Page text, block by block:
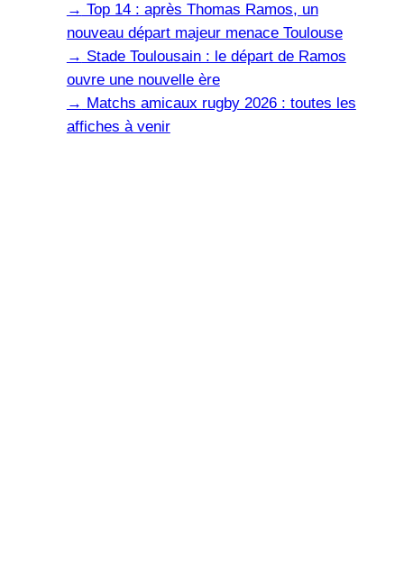
→ Top 14 : après Thomas Ramos, un
nouveau départ majeur menace Toulouse
→ Stade Toulousain : le départ de Ramos
ouvre une nouvelle ère
→ Matchs amicaux rugby 2026 : toutes les
affiches à venir